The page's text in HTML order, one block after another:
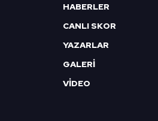
HABERLER
CANLI SKOR
YAZARLAR
GALERİ
VİDEO